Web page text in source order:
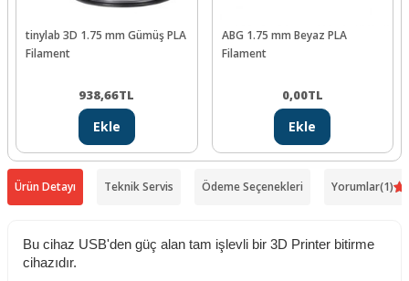
tinylab 3D 1.75 mm Gümüş PLA
Filament
938,66TL
Ekle
ABG 1.75 mm Beyaz PLA
Filament
0,00TL
Ekle
Ürün Detayı Teknik Servis Ödeme Seçenekleri Yorumlar(1)
Bu cihaz USB'den güç alan tam işlevli bir 3D Printer bitirme
cihazıdır.